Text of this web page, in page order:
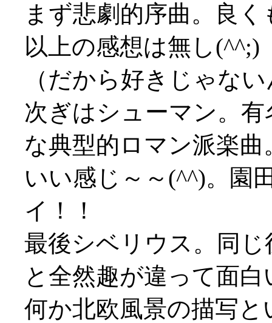
まず悲劇的序曲。良
以上の感想は無し(^^;)
（だから好きじゃな
次ぎはシューマン。
な典型的ロマン派楽曲
いい感じ～～(^^)。園
イ！！
最後シベリウス。同
と全然趣が違って面
何か北欧風景の描写